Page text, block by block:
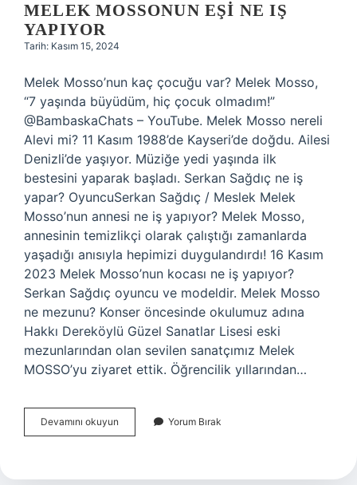
MELEK MOSSONUN EŞI NE IŞ
YAPIYOR
Tarih: Kasım 15, 2024
Melek Mosso’nun kaç çocuğu var? Melek Mosso,
“7 yaşında büyüdüm, hiç çocuk olmadım!”
@BambaskaChats – YouTube. Melek Mosso nereli
Alevi mi? 11 Kasım 1988’de Kayseri’de doğdu. Ailesi
Denizli’de yaşıyor. Müziğe yedi yaşında ilk
bestesini yaparak başladı. Serkan Sağdıç ne iş
yapar? OyuncuSerkan Sağdıç / Meslek Melek
Mosso’nun annesi ne iş yapıyor? Melek Mosso,
annesinin temizlikçi olarak çalıştığı zamanlarda
yaşadığı anısıyla hepimizi duygulandırdı! 16 Kasım
2023 Melek Mosso’nun kocası ne iş yapıyor?
Serkan Sağdıç oyuncu ve modeldir. Melek Mosso
ne mezunu? Konser öncesinde okulumuz adına
Hakkı Dereköylü Güzel Sanatlar Lisesi eski
mezunlarından olan sevilen sanatçımız Melek
MOSSO’yu ziyaret ettik. Öğrencilik yıllarından…
Devamını okuyun
Mossonun
Iş
Yorum Bırak